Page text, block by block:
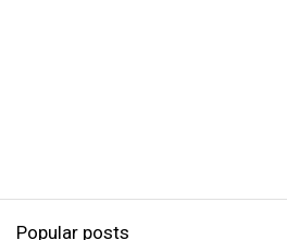
Popular posts